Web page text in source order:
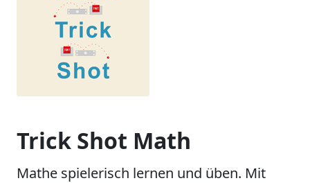
Trick Shot Math
Mathe spielerisch lernen und üben. Mit